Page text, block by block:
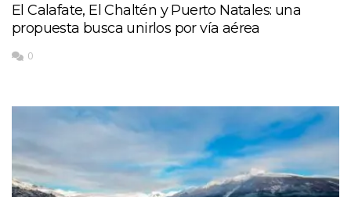
El Calafate, El Chaltén y Puerto Natales: una
propuesta busca unirlos por vía aérea
0